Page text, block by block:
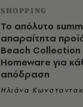
SHOPPING
Το απόλυτο
απαραίτητα
Beach Collection
Homeware για
απόδραση
Ηλιάνα